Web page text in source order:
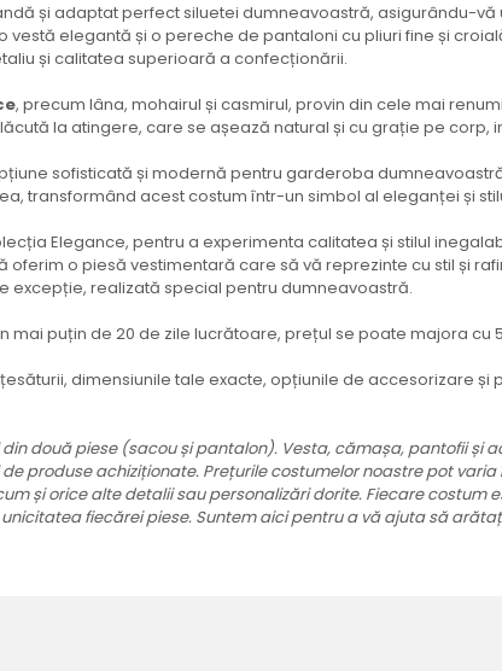
și adaptat perfect siluetei dumneavoastră, asigurându-
elegantă și o pereche de pantaloni cu pliuri fine și
și calitatea superioară a confecționării.
, precum lâna, mohairul și casmirul, provin din cele mai
la atingere, care se așează natural și cu grație pe corp,
sofisticată și modernă pentru garderoba
transformând acest costum într-un simbol al eleganței și
Elegance, pentru a experimenta calitatea și stilul
oferim o piesă vestimentară care să vă reprezinte cu stil și
realizată special pentru dumneavoastră.
mai puțin de 20 de zile lucrătoare, prețul se poate majora cu
dimensiunile tale exacte, opțiunile de accesorizare și
două piese (sacou și pantalon). Vesta, cămașa, pantofii
produse achiziționate. Prețurile costumelor noastre pot
și orice alte detalii sau personalizări dorite. Fiecare
fiecărei piese. Suntem aici pentru a vă ajuta să